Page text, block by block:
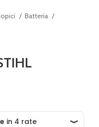
Batteria